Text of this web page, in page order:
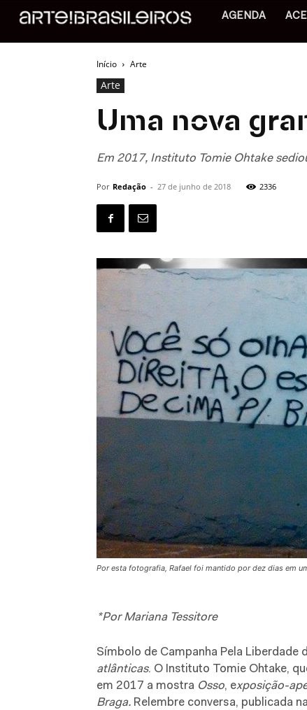
AGENDA
Início Arte
Arte
Uma nova
Em 2017, Instituto Tomie Ohtake
Por Redação - 27 de junho de 2018 2336
Por esta fotografia, Rafael foi mantido por dez dias em
*Por Mariana Tessitore
Símbolo de Campanha Pela Liberdade
atlânticas. O Instituto Tomie Ohtake,
em 2017 a mostra Osso, exposição-
Braga. Relembre conversa, publicada